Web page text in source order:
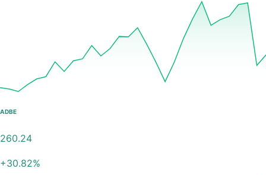
ADBE
260.24
+30.82%